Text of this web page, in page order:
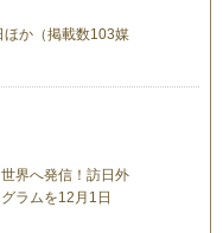
か（掲載数103媒
界へ発信！訪日外
ラムを12月1日